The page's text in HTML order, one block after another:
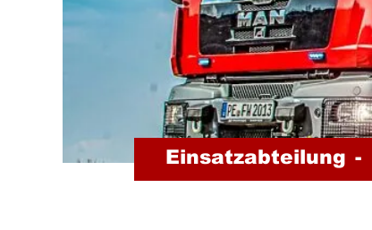
Einsatzabteilung -